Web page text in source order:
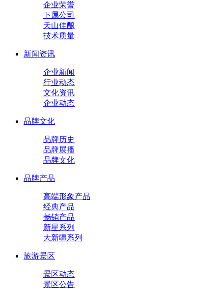
企业荣誉
下属公司
天山佳酿
技术质量
新闻资讯
企业新闻
行业动态
文化资讯
企业动态
品牌文化
品牌历史
品牌展播
品牌文化
品牌产品
高端形象产品
经典产品
畅销产品
新星系列
大新疆系列
旅游景区
景区动态
景区公告